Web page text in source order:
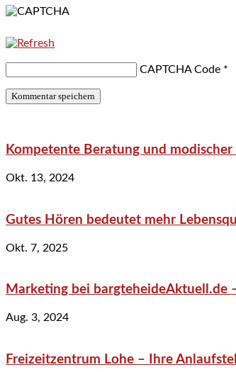
CAPTCHA Code *
Kompetente Beratung und
Okt. 13, 2024
Gutes Hören bedeutet mehr
Okt. 7, 2025
Marketing bei bargteheideAktuell.de
Aug. 3, 2024
Freizeitzentrum Lohe – Ihre